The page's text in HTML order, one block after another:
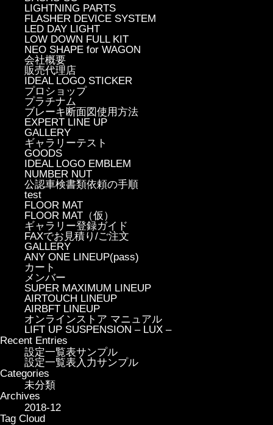
LIGHTNING PARTS
FLASHER DEVICE SYSTEM
LED DAY LIGHT
LOW DOWN FULL KIT
NEO SHAPE for WAGON
会社概要
販売代理店
IDEAL LOGO STICKER
プロショップ
プラチナム
ブレーキ断面図使用方法
EXPERT LINE UP
GALLERY
ギャラリーテスト
GOODS
IDEAL LOGO EMBLEM
NUMBER NUT
公認車検書類依頼の手順
test
FLOOR MAT
FLOOR MAT（仮）
ギャラリー登録ガイド
FAXでお見積り/ご注文
GALLERY
ANY ONE LINEUP(pass)
カート
メンバー
SUPER MAXIMUM LINEUP
AIRTOUCH LINEUP
AIRBFT LINEUP
オンラインストア マニュアル
LIFT UP SUSPENSION – LUX –
Recent Entries
設定一覧表サンプル
設定一覧表入力サンプル
Categories
未分類
Archives
2018-12
Tag Cloud